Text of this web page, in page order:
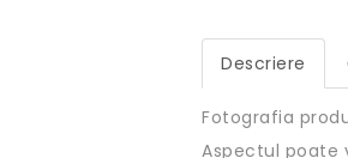
Descriere
Fotografia
Aspectul poate